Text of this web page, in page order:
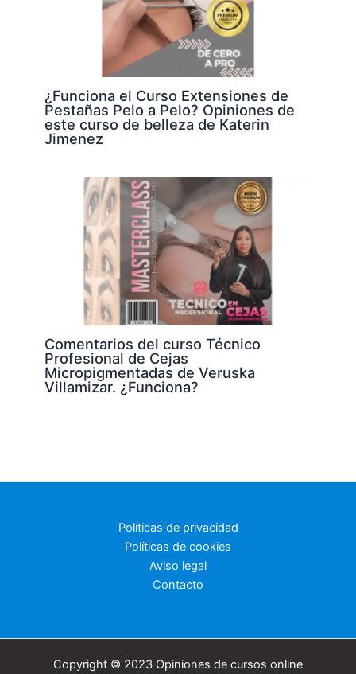
¿Funciona el Curso Extensiones de
Pestañas Pelo a Pelo? Opiniones de
este curso de belleza de Katerin
Jimenez
Comentarios del curso Técnico
Profesional de Cejas
Micropigmentadas de Veruska
Villamizar. ¿Funciona?
Políticas de privacidad
Políticas de cookies
Aviso legal
Contacto
Copyright © 2023 Opiniones de cursos online